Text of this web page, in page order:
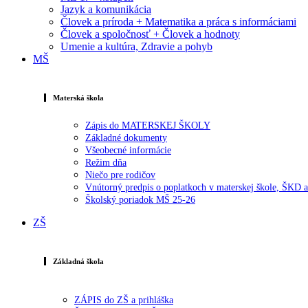
Jazyk a komunikácia
Človek a príroda + Matematika a práca s informáciami
Človek a spoločnosť + Človek a hodnoty
Umenie a kultúra, Zdravie a pohyb
MŠ
Materská škola
Zápis do MATERSKEJ ŠKOLY
Základné dokumenty
Všeobecné informácie
Režim dňa
Niečo pre rodičov
Vnútorný predpis o poplatkoch v materskej škole, ŠKD
Školský poriadok MŠ 25-26
ZŠ
Základná škola
ZÁPIS do ZŠ a prihláška